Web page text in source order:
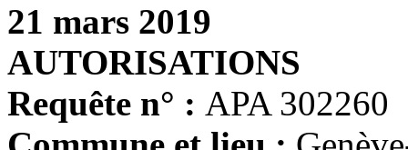
21 mars 2019
AUTORISATIONS
Requête n° : APA 302260